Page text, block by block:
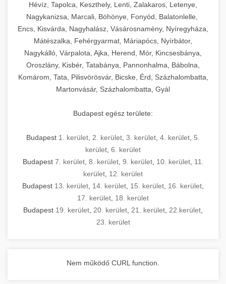
Hévíz, Tapolca, Keszthely, Lenti, Zalakaros, Letenye,
Nagykanizsa, Marcali, Böhönye, Fonyód, Balatonlelle,
Encs, Kisvárda, Nagyhalász, Vásárosnamény, Nyíregyháza,
Mátészalka, Fehérgyarmat, Máriapócs, Nyírbátor,
Nagykálló, Várpalota, Ajka, Herend, Mór, Kincsesbánya,
Oroszlány, Kisbér, Tatabánya, Pannonhalma, Bábolna,
Komárom, Tata, Pilisvörösvár, Bicske, Érd, Százhalombatta,
Martonvásár, Százhalombatta, Gyál
Budapest egész területe:
Budapest 1. kerület 2. kerület 3. kerület 4. kerület 5.
kerület 6. kerület
Budapest 7. kerület, 8. kerület, 9. kerület, 10. kerület, 11.
kerület 12. kerület
Budapest 13. kerület 14. kerület 15. kerület 16. kerület
17. kerület 18. kerület
Budapest 19. kerület 20. kerület 21. kerület 22.kerület
23. kerület
Nem működő CURL function.